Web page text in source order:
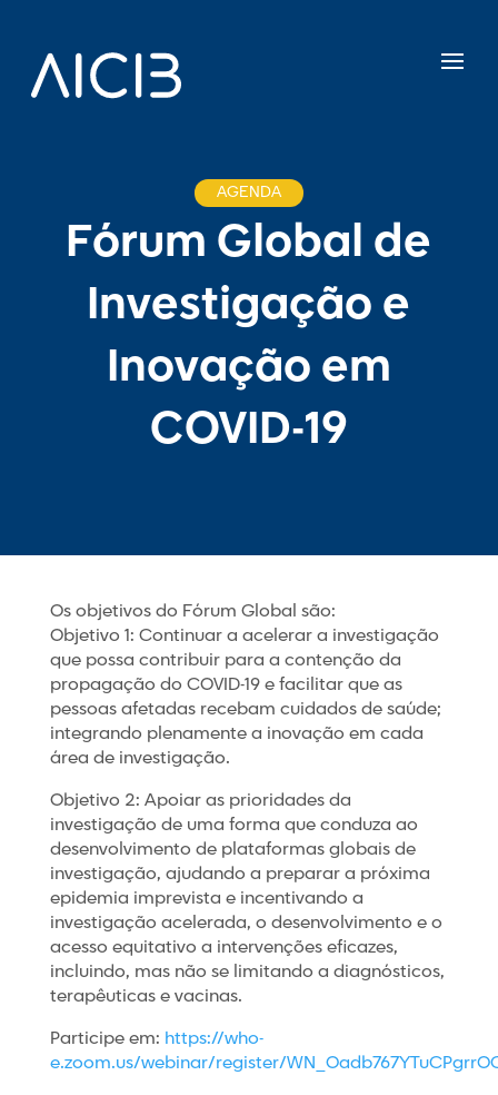
AGENDA
Fórum Global de
Investigação e
Inovação em
COVID-19
Os objetivos do Fórum Global são:
Objetivo 1: Continuar a acelerar a investigação
que possa contribuir para a contenção da
propagação do COVID-19 e facilitar que as
pessoas afetadas recebam cuidados de saúde;
integrando plenamente a inovação em cada
área de investigação.
Objetivo 2: Apoiar as prioridades da
investigação de uma forma que conduza ao
desenvolvimento de plataformas globais de
investigação, ajudando a preparar a próxima
epidemia imprevista e incentivando a
investigação acelerada, o desenvolvimento e o
acesso equitativo a intervenções eficazes,
incluindo, mas não se limitando a diagnósticos,
terapêuticas e vacinas.
Participe em: https://who-
e.zoom.us/webinar/register/